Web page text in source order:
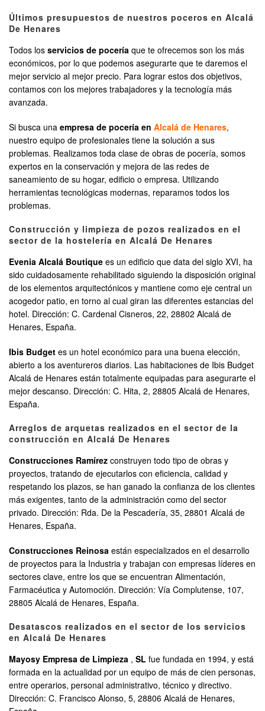
Últimos presupuestos de nuestros poceros en Alcalá
De Henares
Todos los servicios de pocería que te ofrecemos son los más
económicos, por lo que podemos asegurarte que te daremos el
mejor servicio al mejor precio. Para lograr estos dos objetivos,
contamos con los mejores trabajadores y la tecnología más
avanzada.
Si busca una empresa de pocería en Alcalá de Henares,
nuestro equipo de profesionales tiene la solución a sus
problemas. Realizamos toda clase de obras de pocería, somos
expertos en la conservación y mejora de las redes de
saneamiento de su hogar, edificio o empresa. Utilizando
herramientas tecnológicas modernas, reparamos todos los
problemas.
Construcción y limpieza de pozos realizados en el
sector de la hostelería en Alcalá De Henares
Evenia Alcalá Boutique es un edificio que data del siglo XVI, ha
sido cuidadosamente rehabilitado siguiendo la disposición original
de los elementos arquitectónicos y mantiene como eje central un
acogedor patio, en torno al cual giran las diferentes estancias del
hotel. Dirección: C. Cardenal Cisneros, 22, 28802 Alcalá de
Henares, España.
Ibis Budget es un hotel económico para una buena elección,
abierto a los aventureros diarios. Las habitaciones de Ibis Budget
Alcalá de Henares están totalmente equipadas para asegurarte el
mejor descanso. Dirección: C. Hita, 2, 28805 Alcalá de Henares,
España.
Arreglos de arquetas realizados en el sector de la
construcción en Alcalá De Henares
Construcciones Ramírez construyen todo tipo de obras y
proyectos, tratando de ejecutarlos con eficiencia, calidad y
respetando los plazos, se han ganado la confianza de los clientes
más exigentes, tanto de la administración como del sector
privado. Dirección: Rda. De la Pescadería, 35, 28801 Alcalá de
Henares, España.
Construcciones Reinosa están especializados en el desarrollo
de proyectos para la Industria y trabajan con empresas líderes en
sectores clave, entre los que se encuentran Alimentación,
Farmacéutica y Automoción. Dirección: Vía Complutense, 107,
28805 Alcalá de Henares, España.
Desatascos realizados en el sector de los servicios
en Alcalá De Henares
Mayosy Empresa de Limpieza , SL fue fundada en 1994, y está
formada en la actualidad por un equipo de más de cien personas,
entre operarios, personal administrativo, técnico y directivo.
Dirección: C. Francisco Alonso, 5, 28806 Alcalá de Henares,